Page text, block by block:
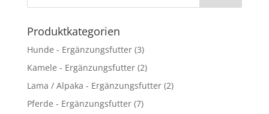
Produktkategorien
Hunde - Ergänzungsfutter (3)
Kamele - Ergänzungsfutter (2)
Lama / Alpaka - Ergänzungsfutter (2)
Pferde - Ergänzungsfutter (7)